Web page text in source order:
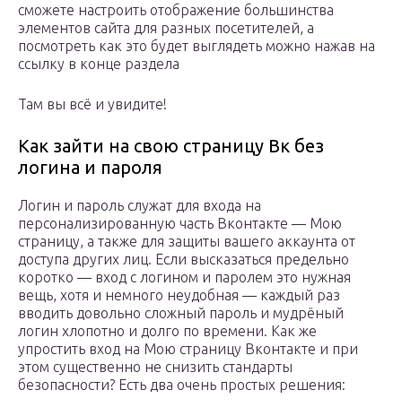
сможете настроить отображение большинства
элементов сайта для разных посетителей, а
посмотреть как это будет выглядеть можно нажав на
ссылку в конце раздела
Там вы всё и увидите!
Как зайти на свою страницу Вк без
логина и пароля
Логин и пароль служат для входа на
персонализированную часть Вконтакте — Мою
страницу, а также для защиты вашего аккаунта от
доступа других лиц. Если высказаться предельно
коротко — вход с логином и паролем это нужная
вещь, хотя и немного неудобная — каждый раз
вводить довольно сложный пароль и мудрёный
логин хлопотно и долго по времени. Как же
упростить вход на Мою страницу Вконтакте и при
этом существенно не снизить стандарты
безопасности? Есть два очень простых решения: